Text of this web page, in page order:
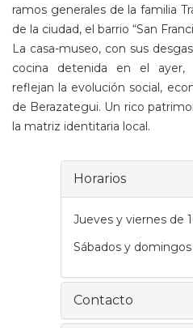
ramos generales de la familia
de la ciudad, el barrio “San
La casa-museo, con sus
cocina detenida en el ayer,
reflejan la evolución social,
de Berazategui. Un rico
la matriz identitaria local.
Horarios
Jueves y viernes de
Sábados y
Contacto